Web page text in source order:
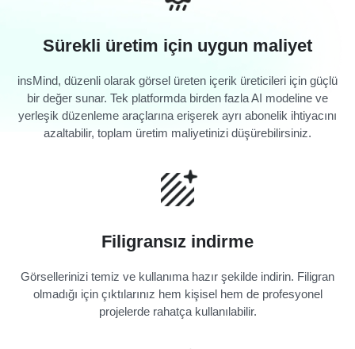
Sürekli üretim için uygun maliyet
insMind, düzenli olarak görsel üreten içerik üreticileri için güçlü
bir değer sunar. Tek platformda birden fazla AI modeline ve
yerleşik düzenleme araçlarına erişerek ayrı abonelik ihtiyacını
azaltabilir, toplam üretim maliyetinizi düşürebilirsiniz.
Filigransız indirme
Görsellerinizi temiz ve kullanıma hazır şekilde indirin. Filigran
olmadığı için çıktılarınız hem kişisel hem de profesyonel
projelerde rahatça kullanılabilir.